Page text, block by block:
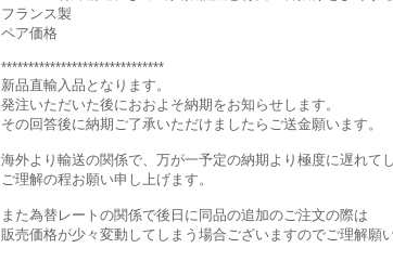
フランス製
ペア価格
******************************
新品直輸入品となります。
発注いただいた後におおよそ納期をお知らせします。
その回答後に納期ご了承いただけましたらご送金願います。
海外より輸送の関係で、万が一予定の納期より極度に遅れて
ご理解の程お願い申し上げます。
また為替レートの関係で後日に同品の追加のご注文の際は
販売価格が少々変動してしまう場合ございますのでご理解願い